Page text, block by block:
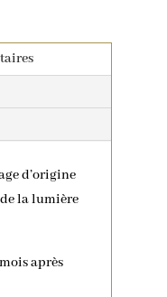
d’origine
de la lumière
après